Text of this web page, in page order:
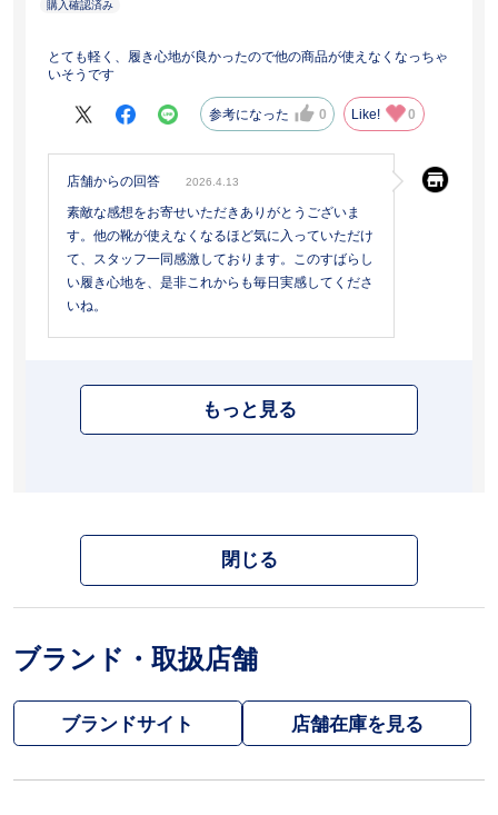
とても軽く、履き心地が良かったので他の商品が使えなくなっちゃ
いそうです
参考になった 0 Like! 0
店舗からの回答 2026.4.13
素敵な感想をお寄せいただきありがとうございま
す。他の靴が使えなくなるほど気に入っていただけ
て、スタッフ一同感激しております。このすばらし
い履き心地を、是非これからも毎日実感してくださ
いね。
もっと見る
閉じる
ブランド・取扱店舗
ブランドサイト